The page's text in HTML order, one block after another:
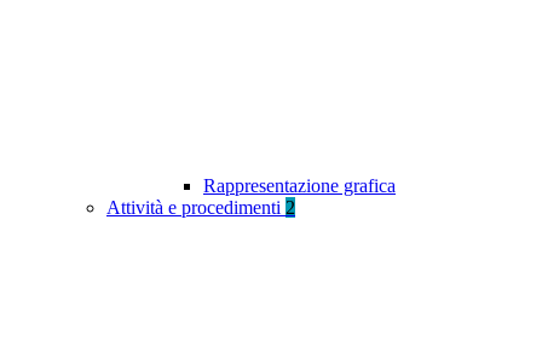
Rappresentazione grafica
Attività e procedimenti 2